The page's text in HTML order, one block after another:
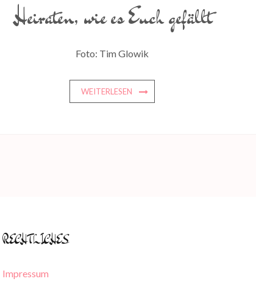
Heiraten, wie es Euch gefällt
Foto: Tim Glowik
WEITERLESEN
RECHTLICHES
Impressum